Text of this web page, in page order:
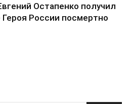
Остапенко получил
Героя России посмертно